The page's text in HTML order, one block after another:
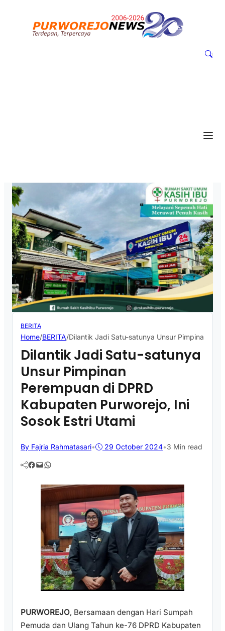
BERITA
Home/BERITA/Dilantik Jadi Satu-satunya Unsur Pimpinan
Dilantik Jadi Satu-satunya
Unsur Pimpinan
Perempuan di DPRD
Kabupaten Purworejo, Ini
Sosok Estri Utami
By Fajria Rahmatasari• 29 October 2024•3 Min read
Facebook Mail WhatsApp
PURWOREJO, Bersamaan dengan Hari Sumpah
Pemuda dan Ulang Tahun ke-76 DPRD Kabupaten